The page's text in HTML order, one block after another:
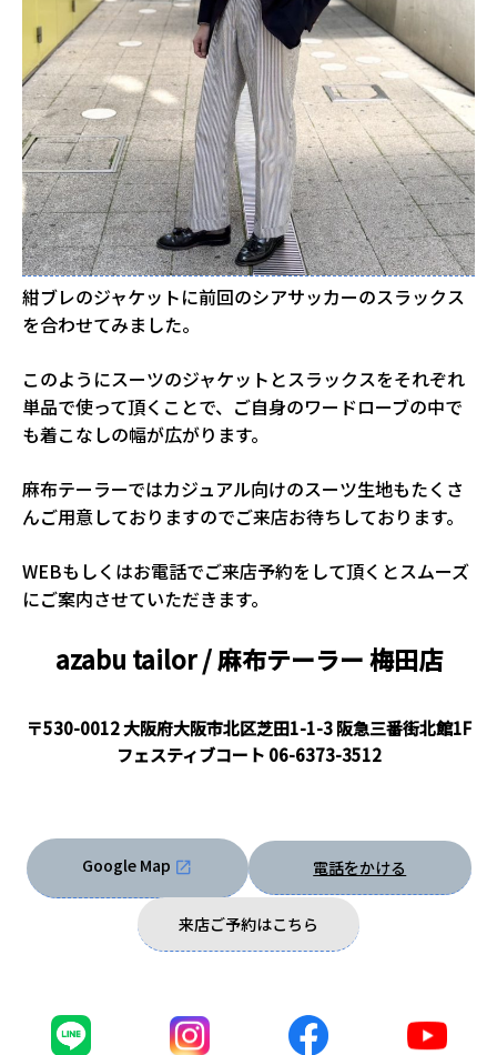
紺ブレのジャケットに前回のシアサッカーのスラックス
を合わせてみました。
このようにスーツのジャケットとスラックスをそれぞれ
単品で使って頂くことで、ご自身のワードローブの中で
も着こなしの幅が広がります。
麻布テーラーではカジュアル向けのスーツ生地もたくさ
んご用意しておりますのでご来店お待ちしております。
WEBもしくはお電話でご来店予約をして頂くとスムーズ
にご案内させていただきます。
azabu tailor / 麻布テーラー梅田店
〒530-0012 大阪府大阪市北区芝田1-1-3 阪急三番街北館1F
フェスティブコート 06-6373-3512
Google Map 電話をかける
来店ご予約はこちら